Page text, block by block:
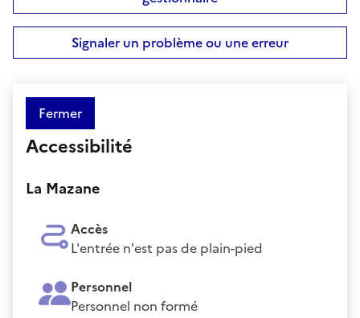
Signaler un problème ou une erreur
Fermer
Accessibilité
La Mazane
Accès
L'entrée n'est pas de plain-pied
Personnel
Personnel non formé